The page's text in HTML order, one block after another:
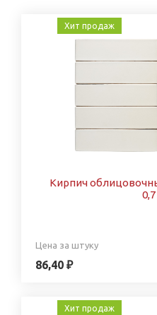
Хит продаж
Кирпич
Цена за штуку
86,40 ₽
Хит продаж